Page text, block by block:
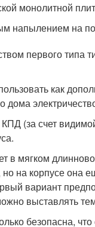
монолитной
напылением на
первого типа
как
дома
(за счет
в мягком
на корпусе она
вариант
выставлять
безопасна,